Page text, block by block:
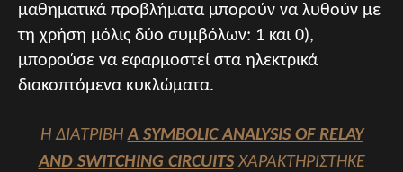
μαθηματικά προβλήματα μπορούν να λυθούν με
τη χρήση μόλις δύο συμβόλων: 1 και 0),
μπορούσε να εφαρμοστεί στα ηλεκτρικά
διακοπτόμενα κυκλώματα.
Η ΔΙΑΤΡΙΒΉΑ SYMBOLIC ANALYSIS OF RELAY
AND SWITCHING CIRCUITSΧΑΡΑΚΤΗΡΊΣΤΗΚΕ